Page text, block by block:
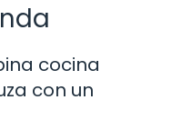
cocina
con un